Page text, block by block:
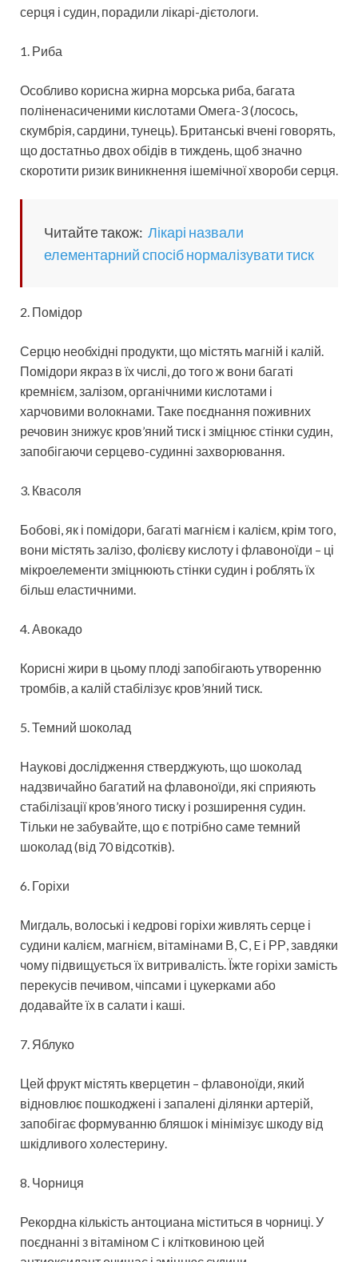
серця і судин, порадили лікарі-дієтологи.
1. Риба
Особливо корисна жирна морська риба, багата
поліненасиченими кислотами Омега-3 (лосось,
скумбрія, сардини, тунець). Британські вчені говорять,
що достатньо двох обідів в тиждень, щоб значно
скоротити ризик виникнення ішемічної хвороби серця.
Читайте також: Лікарі назвали
елементарний спосіб нормалізувати тиск
2. Помідор
Серцю необхідні продукти, що містять магній і калій.
Помідори якраз в їх числі, до того ж вони багаті
кремнієм, залізом, органічними кислотами і
харчовими волокнами. Таке поєднання поживних
речовин знижує кров’яний тиск і зміцнює стінки судин,
запобігаючи серцево-судинні захворювання.
3. Квасоля
Бобові, як і помідори, багаті магнієм і калієм, крім того,
вони містять залізо, фолієву кислоту і флавоноїди – ці
мікроелементи зміцнюють стінки судин і роблять їх
більш еластичними.
4. Авокадо
Корисні жири в цьому плоді запобігають утворенню
тромбів, а калій стабілізує кров’яний тиск.
5. Темний шоколад
Наукові дослідження стверджують, що шоколад
надзвичайно багатий на флавоноїди, які сприяють
стабілізації кров’яного тиску і розширення судин.
Тільки не забувайте, що є потрібно саме темний
шоколад (від 70 відсотків).
6. Горіхи
Мигдаль, волоські і кедрові горіхи живлять серце і
судини калієм, магнієм, вітамінами В, С, E і РР, завдяки
чому підвищується їх витривалість. Їжте горіхи замість
перекусів печивом, чіпсами і цукерками або
додавайте їх в салати і каші.
7. Яблуко
Цей фрукт містять кверцетин – флавоноїди, який
відновлює пошкоджені і запалені ділянки артерій,
запобігає формуванню бляшок і мінімізує шкоду від
шкідливого холестерину.
8. Чорниця
Рекордна кількість антоциана міститься в чорниці. У
поєднанні з вітаміном C і клітковиною цей